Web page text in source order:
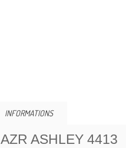
INFORMATIONS
AZR ASHLEY 4413